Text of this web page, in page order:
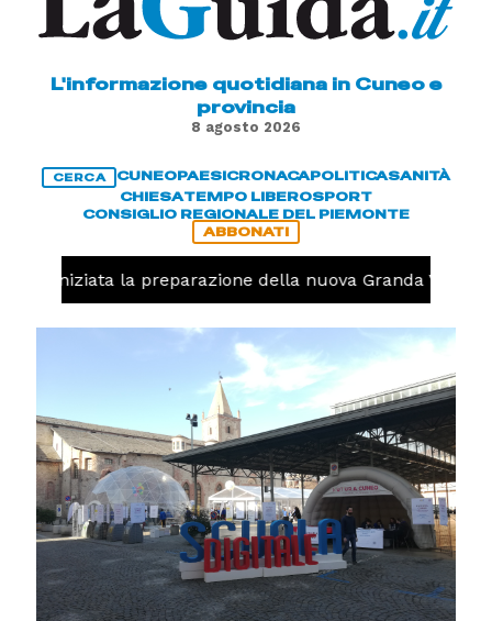
L'informazione quotidiana in Cuneo e
provincia
8 agosto 2026
CERCA CUNEOPAESICRONACAPOLITICASANITÀ
CHIESATEMPO LIBEROSPORT
CONSIGLIO REGIONALE DEL PIEMONTE
ABBONATI
iniziata la preparazione della nuova Granda Volley